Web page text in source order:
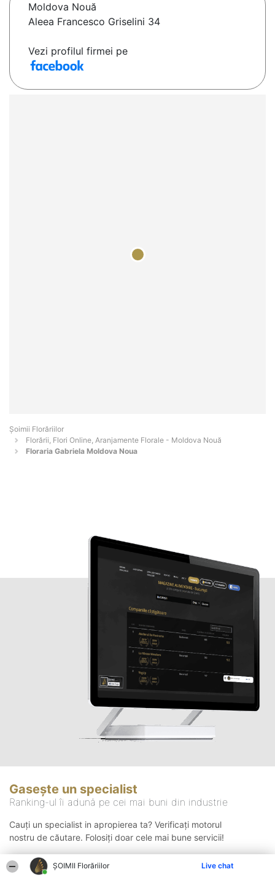
ȘOIMII Florăriilor Live chat
Moldova Nouă
Aleea Francesco Griselini 34
Vezi profilul firmei pe
Șoimii Florăriilor
Florării, Flori Online, Aranjamente Florale - Moldova Nouă
Floraria Gabriela Moldova Noua
Gasește un specialist
Ranking-ul îi adună pe cei mai buni din industrie
Cauți un specialist in apropierea ta? Verificați motorul
nostru de căutare. Folosiți doar cele mai bune servicii!